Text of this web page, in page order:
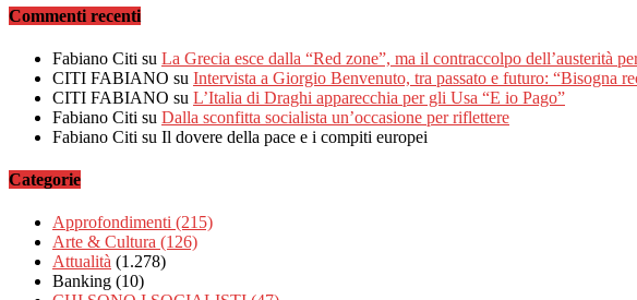
Commenti recenti
Fabiano Citi su La Grecia esce dalla “Red zone”, ma il contraccolpo dell’austerità
CITI FABIANO su Intervista a Giorgio Benvenuto, tra passato e futuro: “Bisogna
CITI FABIANO su L’Italia di Draghi apparecchia per gli Usa “E io Pago”
Fabiano Citi su Dalla sconfitta socialista un’occasione per riflettere
Fabiano Citi su Il dovere della pace e i compiti europei
Categorie
Approfondimenti (215)
Arte & Cultura (126)
Attualità (1.278)
Banking (10)